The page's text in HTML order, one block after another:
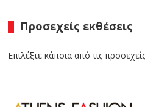
Προσεχείς εκθέσεις
Επιλέξτε κάποια από τις